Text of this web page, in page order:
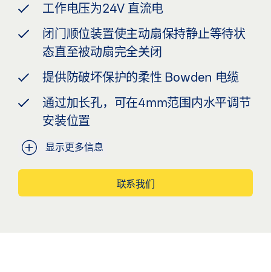
工作电压为24V 直流电
闭门顺位装置使主动扇保持静止等待状
态直至被动扇完全关闭
提供防破坏保护的柔性 Bowden 电缆
通过加长孔，可在4mm范围内水平调节
安装位置
显示更多信息
联系我们